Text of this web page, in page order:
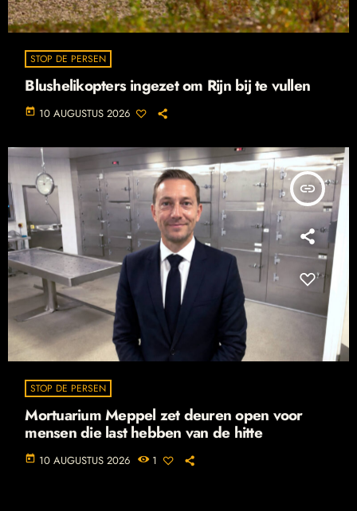
STOP DE PERSEN
Blushelikopters ingezet om Rijn bij te vullen
today 10 AUGUSTUS 2026
insert_link
STOP DE PERSEN
Mortuarium Meppel zet deuren open voor
mensen die last hebben van de hitte
today 10 AUGUSTUS 2026 1